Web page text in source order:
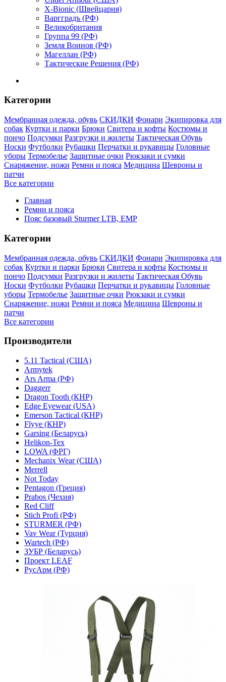
X-Bionic (Швейцария)
Варгградъ (РФ)
Великобритания
Группа 99 (РФ)
Земля Воинов (РФ)
Магеллан (РФ)
Тактические Решения (РФ)
Категории
Мембранная одежда, обувь СКИДКИ Фонари Экипировка для
собак Куртки и парки Брюки Свитера и кофты Костюмы и
пончо Подсумки Разгрузки и жилеты Тактическая Обувь
Носки Футболки Рубашки Перчатки и рукавицы Головные
уборы Термобелье Защитные очки Рюкзаки и сумки
Снаряжение, ножи Ремни и пояса Медицина Шевроны и
патчи
Все категории
Главная
Ремни и пояса
Пояс базовый Sturmer LTB, ЕМР
Категории
Мембранная одежда, обувь СКИДКИ Фонари Экипировка для
собак Куртки и парки Брюки Свитера и кофты Костюмы и
пончо Подсумки Разгрузки и жилеты Тактическая Обувь
Носки Футболки Рубашки Перчатки и рукавицы Головные
уборы Термобелье Защитные очки Рюкзаки и сумки
Снаряжение, ножи Ремни и пояса Медицина Шевроны и
патчи
Все категории
Производители
5.11 Tactical (США)
Armytek
Ars Arma (РФ)
Daggerr
Dragon Tooth (КНР)
Edge Eyewear (USA)
Emerson Tactical (КНР)
Flyye (КНР)
Garsing (Беларусь)
Helikon-Tex
LOWA (ФРГ)
Mechanix Wear (США)
Merrell
Not Today
Pentagon (Греция)
Prabos (Чехия)
Red Cliff
Stich Profi (РФ)
STURMER (РФ)
Vav Wear (Турция)
Wartech (РФ)
ЗУБР (Беларусь)
Проект LEAF
РусАрм (РФ)